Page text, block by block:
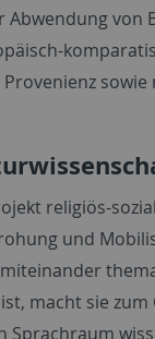
von
sowie
religiös-
und
macht sie zum